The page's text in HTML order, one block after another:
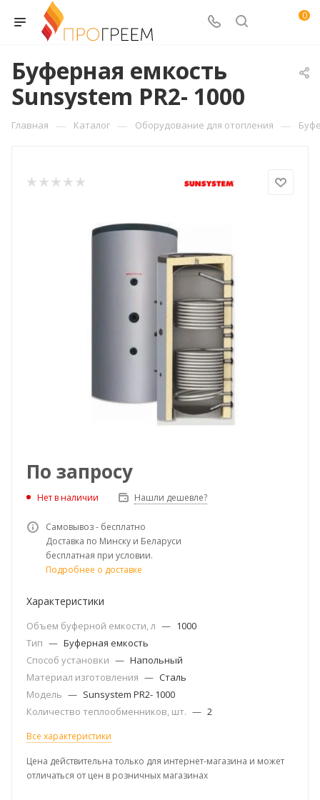
0
Буферная емкость
Sunsystem PR2- 1000
Главная — Каталог — Оборудование для отопления —
По запросу
Нет в наличии Нашли дешевле?
Самовывоз - бесплатно
Доставка по Минску и Беларуси
бесплатная при условии.
Подробнее о доставке
Характеристики
Объем буферной емкости, л — 1000
Тип — Буферная емкость
Способ установки — Напольный
Материал изготовления — Сталь
Модель — Sunsystem PR2- 1000
Количество теплообменников, шт. — 2
Все характеристики
Цена действительна только для интернет-магазина и может
отличаться от цен в розничных магазинах